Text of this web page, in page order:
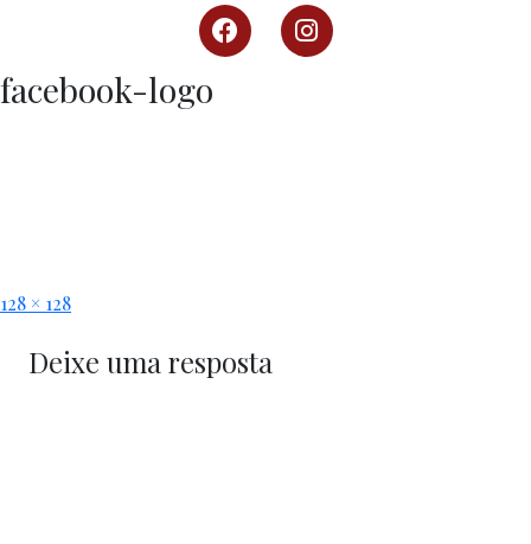
facebook-logo
128 × 128
Deixe uma resposta